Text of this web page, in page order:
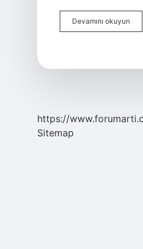
Devamını okuyun
Nedir
https://
Sitemap